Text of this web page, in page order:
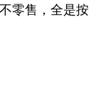
零售，全是按